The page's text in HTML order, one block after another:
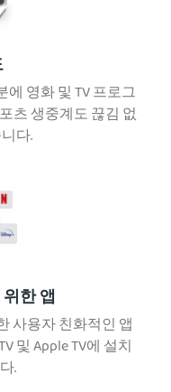
에 영화 및 TV 프로그
츠 생중계도 끊김 없
다.
한 앱
사용자 친화적인 앱
및 Apple TV에 설치
.